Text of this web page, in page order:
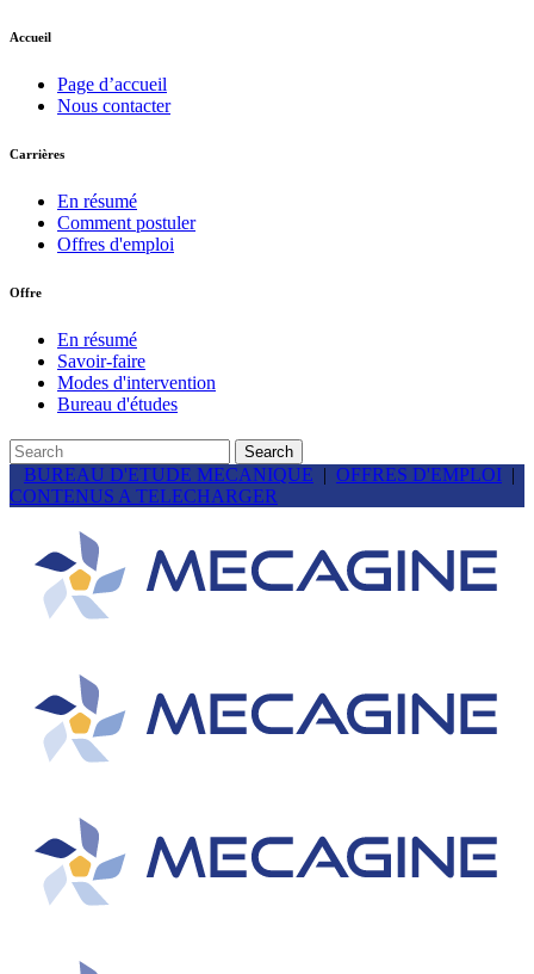
Accueil
Page d’accueil
Nous contacter
Carrières
En résumé
Comment postuler
Offres d'emploi
Offre
En résumé
Savoir-faire
Modes d'intervention
Bureau d'études
BUREAU D'ETUDE MECANIQUE | OFFRES D'EMPLOI |
CONTENUS A TELECHARGER